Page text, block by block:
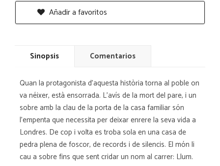
Añadir a favoritos
Sinopsis Comentarios
Quan la protagonista d'aquesta història torna al poble on
va néixer, està ensorrada. L'avís de la mort del pare, i un
sobre amb la clau de la porta de la casa familiar són
l'empenta que necessita per deixar enrere la seva vida a
Londres. De cop i volta es troba sola en una casa de
pedra plena de foscor, de records i de silencis. El món li
cau a sobre fins que sent cridar un nom al carrer: Llum.